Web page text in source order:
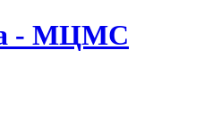
- МЦМС